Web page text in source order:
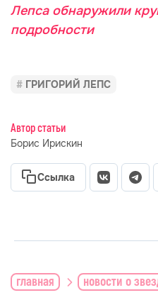
Лепса обнаружили
подробности
ГРИГОРИЙ ЛЕПС
Автор статьи
Борис Ирискин
Ссылка
главная новости о